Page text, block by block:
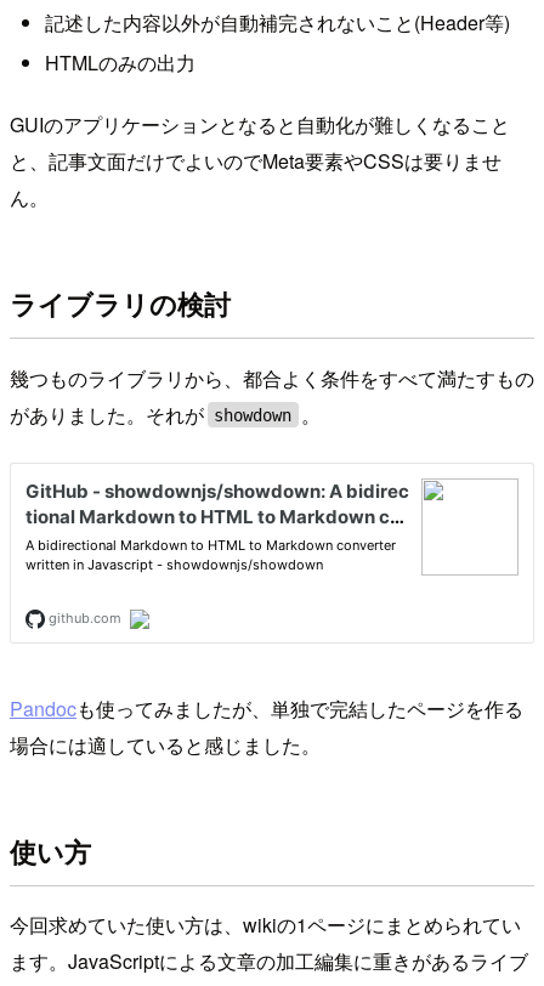
記述した内容以外が自動補完されないこと(Header等)
HTMLのみの出力
GUIのアプリケーションとなると自動化が難しくなること
と、記事文面だけでよいのでMeta要素やCSSは要りませ
ん。
ライブラリの検討
幾つものライブラリから、都合よく条件をすべて満たすもの
がありました。それが showdown 。
Pandocも使ってみましたが、単独で完結したページを作る
場合には適していると感じました。
使い方
今回求めていた使い方は、wikiの1ページにまとめられてい
ます。JavaScriptによる文章の加工編集に重きがあるライブ